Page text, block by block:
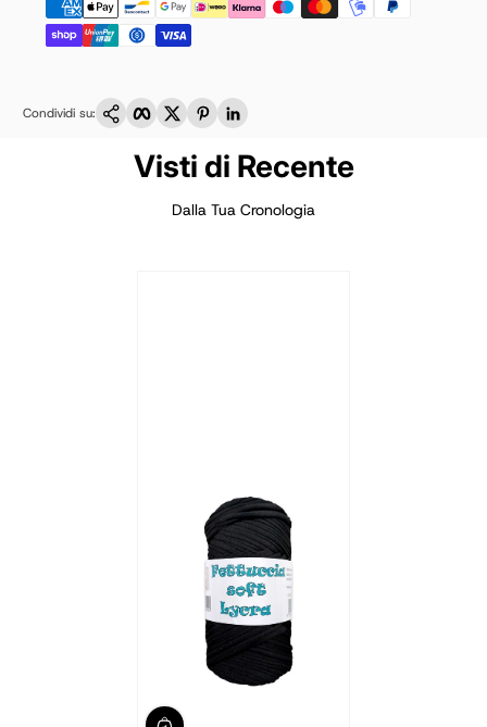
Condividi su:
Copia linkFacebook
TwitterPinterestLinkedIn
Visti di Recente
Dalla Tua Cronologia